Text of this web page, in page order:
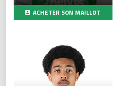
ACHETER SON MAILLOT